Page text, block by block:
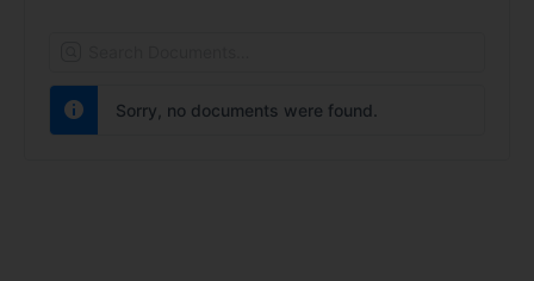
Documents…
Sorry, no documents were found.